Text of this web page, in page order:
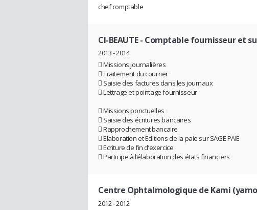
chef comptable
CI-BEAUTE- Comptable fournisseur et
2013 - 2014
 Missions journalières
 Traitement du courrier
 Saisie des factures dans les journaux
 Lettrage et pointage fournisseur
 Missions ponctuelles
 Saisie des écritures bancaires
 Rapprochement bancaire
 Elaboration et Editions de la paie sur SAGE PAIE
 Ecriture de fin d’exercice
 Participe à l’élaboration des états financiers
Centre Ophtalmologique de Kami
2012 - 2012